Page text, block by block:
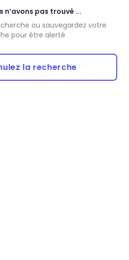
n’avons pas trouvé ...
ou sauvegardez votre
pour être alerté
la recherche